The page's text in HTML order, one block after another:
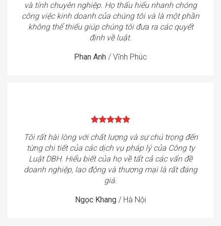
và tính chuyên nghiệp. Họ thấu hiểu nhanh chóng
công việc kinh doanh của chúng tôi và là một phần
không thể thiếu giúp chúng tôi đưa ra các quyết
định về luật.
Phan Anh / Vĩnh Phúc
Tôi rất hài lòng với chất lượng và sự chú trọng đến
từng chi tiết của các dịch vụ pháp lý của Công ty
Luật DBH. Hiểu biết của họ về tất cả các vấn đề
doanh nghiệp, lao động và thương mại là rất đáng
giá.
Ngọc Khang / Hà Nội